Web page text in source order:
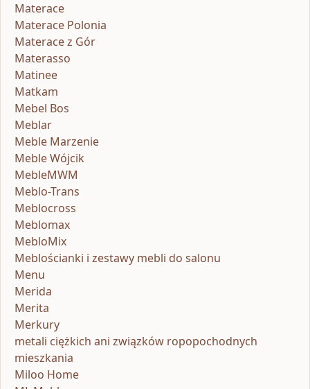
Materace
Materace Polonia
Materace z Gór
Materasso
Matinee
Matkam
Mebel Bos
Meblar
Meble Marzenie
Meble Wójcik
MebleMWM
Meblo-Trans
Meblocross
Meblomax
MebloMix
Meblościanki i zestawy mebli do salonu
Menu
Merida
Merita
Merkury
metali ciężkich ani związków ropopochodnych
mieszkania
Miloo Home